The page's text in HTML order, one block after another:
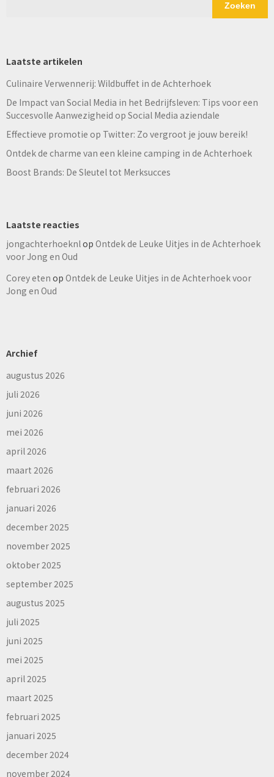
Zoeken
Laatste artikelen
Culinaire Verwennerij: Wildbuffet in de Achterhoek
De Impact van Social Media in het Bedrijfsleven: Tips voor een
Succesvolle Aanwezigheid op Social Media aziendale
Effectieve promotie op Twitter: Zo vergroot je jouw bereik!
Ontdek de charme van een kleine camping in de Achterhoek
Boost Brands: De Sleutel tot Merksucces
Laatste reacties
jongachterhoeknlop Ontdek de Leuke Uitjes in de Achterhoek
voor Jong en Oud
Corey eten op Ontdek de Leuke Uitjes in de Achterhoek voor
Jong en Oud
Archief
augustus 2026
juli 2026
juni 2026
mei 2026
april 2026
maart 2026
februari 2026
januari 2026
december 2025
november 2025
oktober 2025
september 2025
augustus 2025
juli 2025
juni 2025
mei 2025
april 2025
maart 2025
februari 2025
januari 2025
december 2024
november 2024